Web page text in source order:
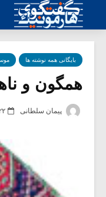
بایگانی همه نوشته ها
همگون و
پیمان سلطانی ۲۲ دی